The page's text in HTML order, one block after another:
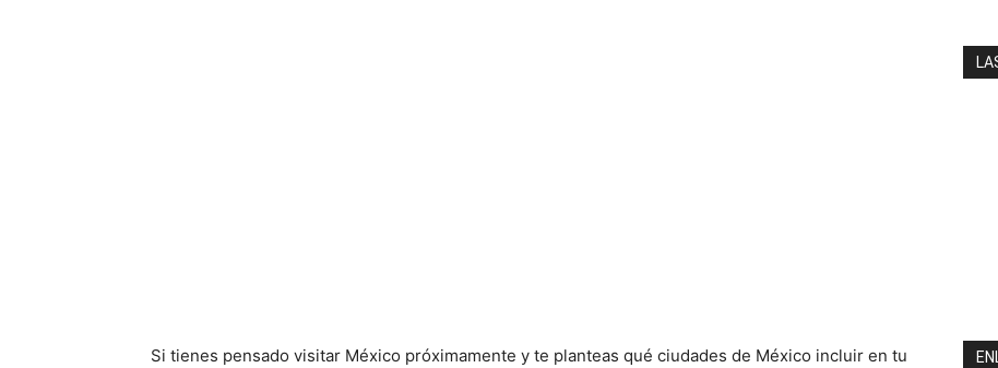
Si tienes pensado visitar México próximamente y te planteas qué ciudades de México incluir en tu